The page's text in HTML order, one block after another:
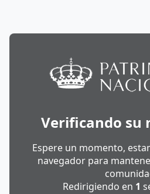
Verificando su
Espere un momento,
navegador para
Redirigiendo en 1